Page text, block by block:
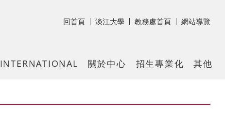
回首頁 淡江大學 教務處首頁 網站導覽
INTERNATIONAL 關於中心 招生專業化 其他